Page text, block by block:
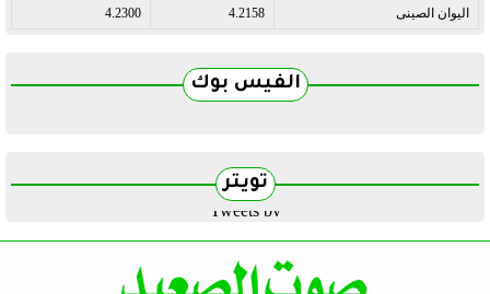
اليوان الصينى 4.2158
4.2300
الفيس بوك
تويتر
Tweets by